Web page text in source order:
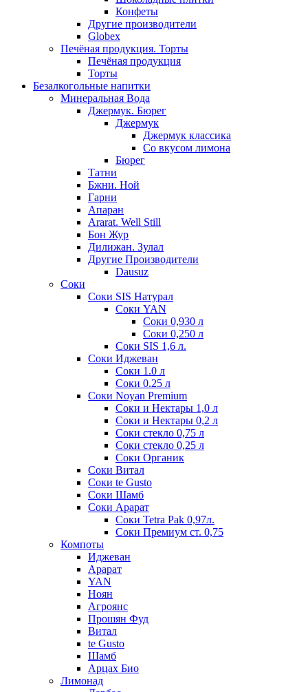
Конфеты
Другие производители
Globex
Печёная продукция. Торты
Печёная продукция
Торты
Безалкогольные напитки
Минеральная Вода
Джермук. Бюрег
Джермук
Джермук классика
Со вкусом лимона
Бюрег
Татни
Бжни. Ной
Гарни
Апаран
Ararat. Well Still
Бон Жур
Дилижан. Зулал
Другие Производители
Dausuz
Соки
Соки SIS Натурал
Соки YAN
Соки 0,930 л
Соки 0,250 л
Соки SIS 1,6 л.
Соки Иджеван
Соки 1.0 л
Соки 0.25 л
Соки Noyan Premium
Соки и Нектары 1,0 л
Соки и Нектары 0,2 л
Соки стекло 0,75 л
Соки стекло 0,25 л
Соки Органик
Соки Витал
Соки te Gusto
Соки Шамб
Соки Арарат
Соки Tetra Pak 0,97л.
Соки Премиум ст. 0,75
Компоты
Иджеван
Арарат
YAN
Ноян
Агроянс
Прошян Фуд
Витал
te Gusto
Шамб
Арцах Био
Лимонад